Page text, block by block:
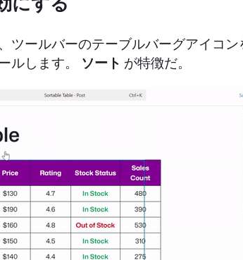
ツールバーのテーブルバーグアイコ
ルします。 ソート が特徴だ。